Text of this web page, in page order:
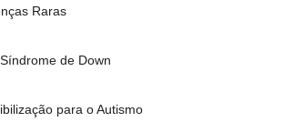
Raras
de Down
para o Autismo